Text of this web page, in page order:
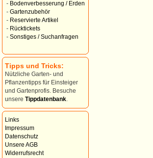
- Bodenverbesserung / Erden
- Gartenzubehör
- Reservierte Artikel
- Rücktickets
- Sonstiges / Suchanfragen
Tipps und Tricks:
Nützliche Garten- und
Pflanzentipps für Einsteiger
und Gartenprofis. Besuche
unsere Tippdatenbank
Links
Impressum
Datenschutz
Unsere AGB
Widerrufsrecht